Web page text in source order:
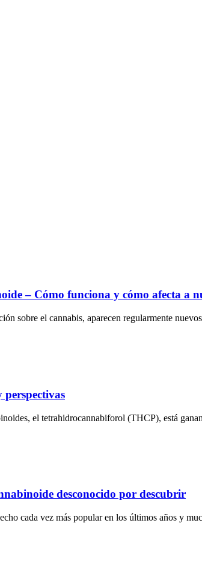
– Cómo funciona y cómo afecta a
sobre el cannabis, aparecen regularmente
perspectivas
el tetrahidrocannabiforol (THCP), está
desconocido por descubrir
cada vez más popular en los últimos años y